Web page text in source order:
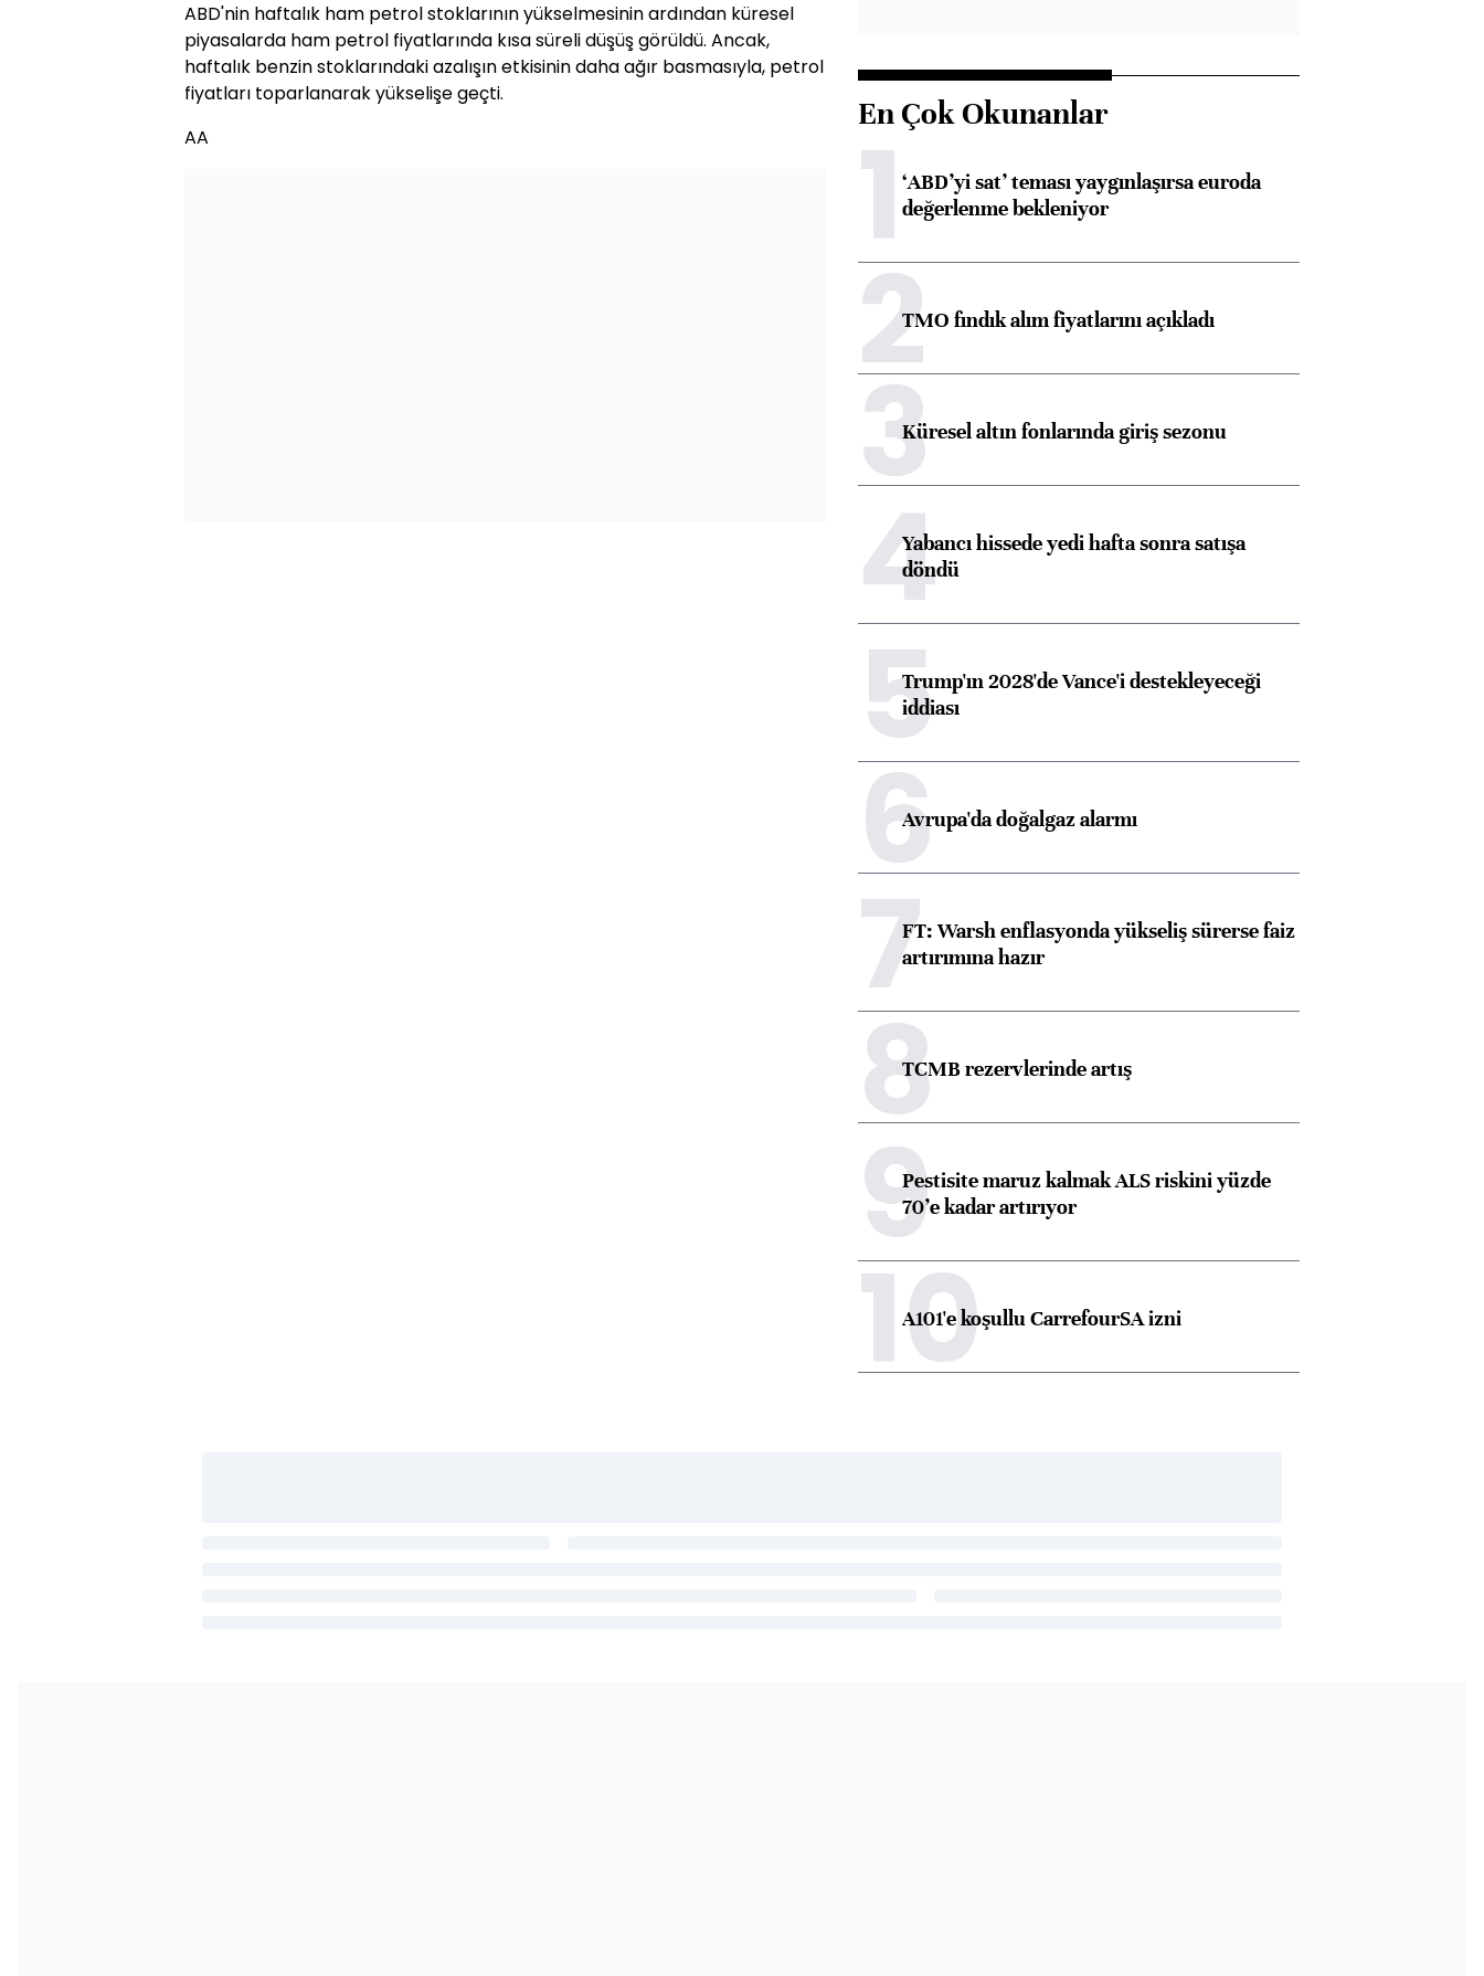
ABD'nin haftalık ham petrol stoklarının yükselmesinin ardından küresel
piyasalarda ham petrol fiyatlarında kısa süreli düşüş görüldü. Ancak,
haftalık benzin stoklarındaki azalışın etkisinin daha ağır basmasıyla, petrol
fiyatları toparlanarak yükselişe geçti.
AA
En Çok Okunanlar
1‘ABD’yi sat’ teması yaygınlaşırsa euroda
değerlenme bekleniyor
2TMO fındık alım fiyatlarını açıkladı
3Küresel altın fonlarında giriş sezonu
4Yabancı hissede yedi hafta sonra satışa
döndü
5Trump'ın 2028'de Vance'i destekleyeceği
iddiası
6Avrupa'da doğalgaz alarmı
7FT: Warsh enflasyonda yükseliş sürerse faiz
artırımına hazır
8TCMB rezervlerinde artış
9Pestisite maruz kalmak ALS riskini yüzde
70’e kadar artırıyor
10
A101'e koşullu CarrefourSA izni